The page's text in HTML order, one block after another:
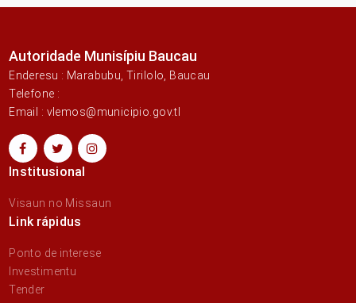
Autoridade Munisípiu Baucau
Enderesu : Marabubu, Tirilolo, Baucau
Telefone :
Email : vlemos@municipio.gov.tl
Institusional
Visaun no Missaun
Link rápidus
Ponto de interese
Investimentu
Tender